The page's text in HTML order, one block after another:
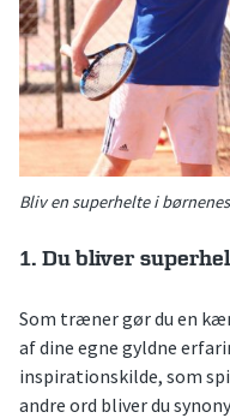
Bliv en superhelte i
1. Du bliver
Som træner gør du en
af dine egne gyldne
inspirationskilde, som
andre ord bliver du